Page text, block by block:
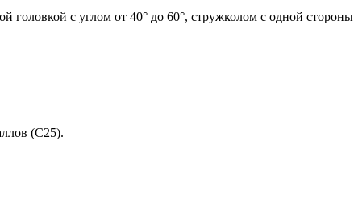
головкой с углом от 40° до 60°, стружколом с одной стороны
(C25).